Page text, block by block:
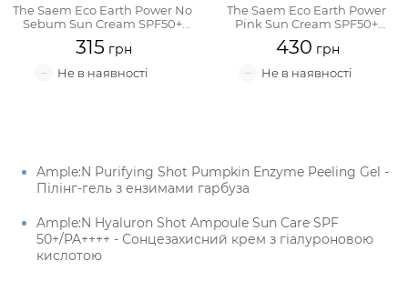
The Saem Eco Earth Power No
Sebum Sun Cream SPF50+
PA+++
315
The Saem Eco Earth Power
Pink Sun Cream SPF50+
PA++++
430
Ample:N Purifying Shot Pumpkin Enzyme Peeling Gel -
Пілінг-гель з ензимами гарбуза
Ample:N Hyaluron Shot Ampoule Sun Care SPF
50+/PA++++ - Сонцезахисний крем з гіалуроновою
кислотою